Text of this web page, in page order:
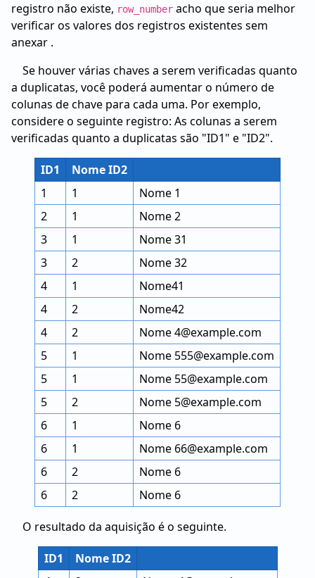
registro não existe, row_number acho que seria melhor
verificar os valores dos registros existentes sem
anexar .
Se houver várias chaves a serem verificadas quanto
a duplicatas, você poderá aumentar o número de
colunas de chave para cada uma. Por exemplo,
considere o seguinte registro: As colunas a serem
verificadas quanto a duplicatas são "ID1" e "ID2".
ID1
Nome ID2
1
1
Nome 1
2
1
Nome 2
3
1
Nome 31
3
2
Nome 32
4
1
Nome41
4
2
Nome42
4
2
Nome 4@example.com
5
1
Nome 555@example.com
5
1
Nome 55@example.com
5
2
Nome 5@example.com
6
1
Nome 6
6
1
Nome 66@example.com
6
2
Nome 6
6
2 Nome 6
O resultado da aquisição é o seguinte.
ID1
Nome ID2